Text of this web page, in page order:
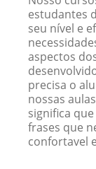
estudantes
seu nível e
aspectos
precisa o
nossas
significa
frases que
confortavel